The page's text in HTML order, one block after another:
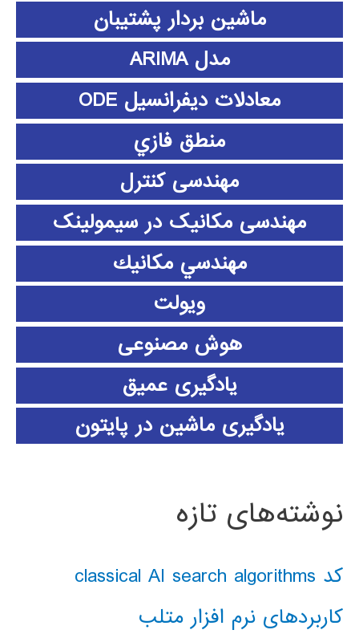
ماشین بردار پشتیبان
مدل ARIMA
معادلات دیفرانسیل ODE
منطق فازي
مهندسی کنترل
مهندسی مکانیک در سیمولینک
مهندسي مكانيك
ویولت
هوش مصنوعی
یادگیری عمیق
یادگیری ماشین در پایتون
نوشته‌های تازه
کد classical AI search algorithms
کاربردهای نرم افزار متلب